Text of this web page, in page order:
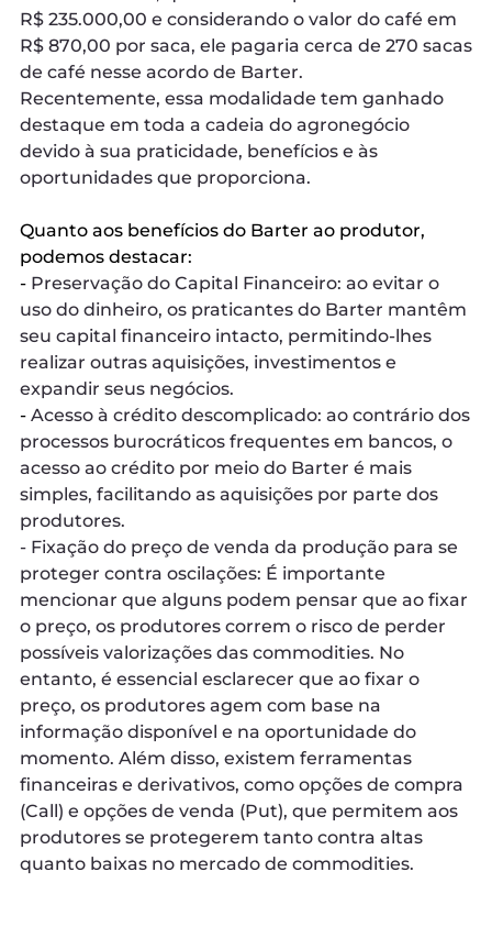
R$ 235.000,00 e considerando o valor do café em
R$ 870,00 por saca, ele pagaria cerca de 270 sacas
de café nesse acordo de Barter.
Recentemente, essa modalidade tem ganhado
destaque em toda a cadeia do agronegócio
devido à sua praticidade, benefícios e às
oportunidades que proporciona.
Quanto aos benefícios do Barter ao produtor,
podemos destacar:
- Preservação do Capital Financeiro: ao evitar o
uso do dinheiro, os praticantes do Barter mantêm
seu capital financeiro intacto, permitindo-lhes
realizar outras aquisições, investimentos e
expandir seus negócios.
- Acesso à crédito descomplicado: ao contrário dos
processos burocráticos frequentes em bancos, o
acesso ao crédito por meio do Barter é mais
simples, facilitando as aquisições por parte dos
produtores.
- Fixação do preço de venda da produção para se
proteger contra oscilações: É importante
mencionar que alguns podem pensar que ao fixar
o preço, os produtores correm o risco de perder
possíveis valorizações das commodities. No
entanto, é essencial esclarecer que ao fixar o
preço, os produtores agem com base na
informação disponível e na oportunidade do
momento. Além disso, existem ferramentas
financeiras e derivativos, como opções de compra
(Call) e opções de venda (Put), que permitem aos
produtores se protegerem tanto contra altas
quanto baixas no mercado de commodities.